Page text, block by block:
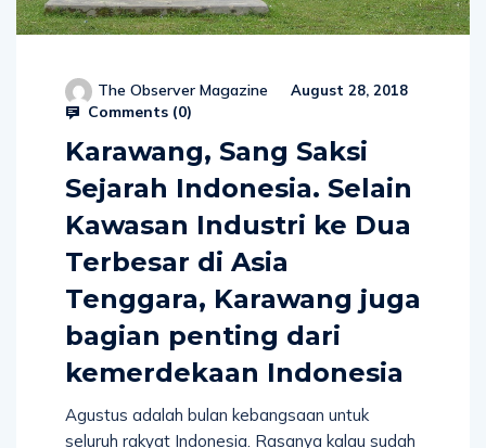
The Observer Magazine August 28, 2018
Comments (0)
Karawang, Sang Saksi
Sejarah Indonesia. Selain
Kawasan Industri ke Dua
Terbesar di Asia
Tenggara, Karawang juga
bagian penting dari
kemerdekaan Indonesia
Agustus adalah bulan kebangsaan untuk
seluruh rakyat Indonesia. Rasanya kalau sudah